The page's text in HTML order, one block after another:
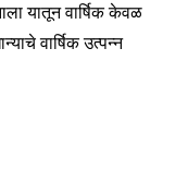
यातून वार्षिक केवळ
वार्षिक उत्पन्न